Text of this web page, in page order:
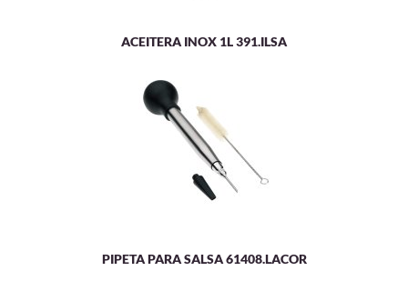
ACEITERA INOX 1L 391.ILSA
PIPETA PARA SALSA 61408.LACOR